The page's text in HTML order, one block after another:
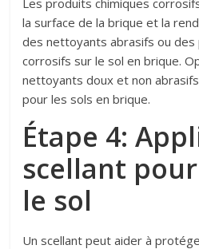
la surface de la brique et la
des nettoyants abrasifs ou des
corrosifs sur le sol en brique.
nettoyants doux et non
pour les sols en brique.
Étape 4:
scellant
le sol
Un scellant peut aider à